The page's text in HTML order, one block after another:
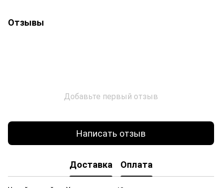
Отзывы
Добавьте первый отзыв
Написать отзыв
Доставка Оплата